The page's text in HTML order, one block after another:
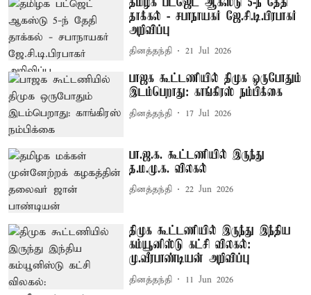
தாக்கல் - சபாநாயகர் ஜே.சி.டி.பிரபாகர்
அறிவிப்பு
தினத்தந்தி 21 Jul 2026
பாஜக கூட்டணியில் திமுக ஒருபோதும்
இடம்பெறாது: காங்கிரஸ் நம்பிக்கை
தினத்தந்தி 17 Jul 2026
பா.ஜ.க. கூட்டணியில் இருந்து
த.ம.மு.க. விலகல்
தினத்தந்தி 22 Jun 2026
திமுக கூட்டணியில் இருந்து இந்திய
கம்யூனிஸ்டு கட்சி விலகல்:
மு.வீரபாண்டியன் அறிவிப்பு
தினத்தந்தி 11 Jun 2026